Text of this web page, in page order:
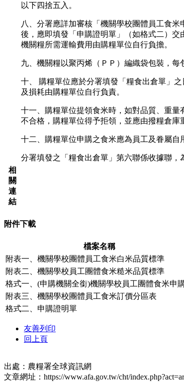
以下四捨五入。
八、分署應詳加審核「機關學校團體員工食
後，應即填發「申購證明單」（如格式二）
機關糧所需運輸費用由購糧單位自行負擔。
九、機關糧以聚丙烯（ＰＰ）編織袋包裝，
十、 購糧單位應於分署填發「糧食出倉單」
及損耗由購糧單位自行負責。
十一、購糧單位提領食米時，如對品質、重
不合格，購糧單位得予拒領，並應由撥糧倉庫
十二、購糧單位申購之食米應為員工及眷屬自
分署填發之「糧食出倉單」第六聯係收據聯，
相
關
連
結
附件下載
檔案名稱
附表一、機關學校團體員工食米白米品質標準
附表二、機關學校員工團體食米糙米品質標準
格式一、(申購機關全銜)機關學校員工團體食米申
附表三、機關學校團體員工食米訂價分區表
格式二、申購證明單
友善列印
回上頁
出處：農糧署全球資訊網
文章網址：https://www.afa.gov.tw/cht/